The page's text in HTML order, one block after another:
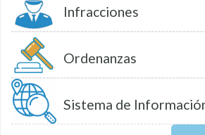
Infracciones
Ordenanzas
Sistema de